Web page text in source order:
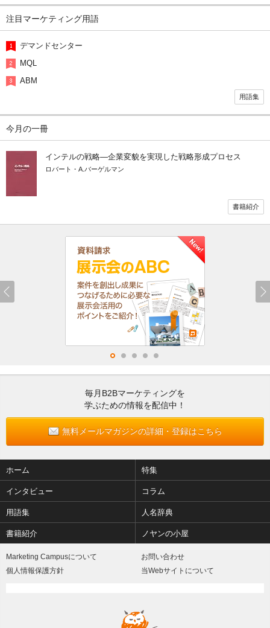
注目マーケティング用語
デマンドセンター
MQL
ABM
用語集
今月の一冊
インテルの戦略―企業変貌を実現した戦略形成プロセス
ロバート・A.バーゲルマン
書籍紹介
毎月B2Bマーケティングを
学ぶための情報を配信中！
無料メールマガジンの詳細・登録はこちら
ホーム 特集
インタビュー コラム
用語集 人名辞典
書籍紹介 ノヤンの小屋
Marketing Campusについて
お問い合わせ
個人情報保護方針
当Webサイトについて